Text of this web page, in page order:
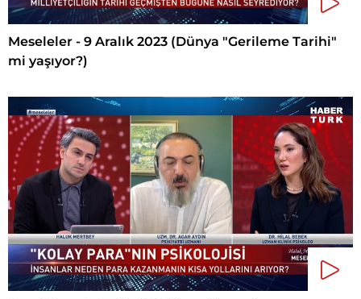
Meseleler - 9 Aralık 2023 (Dünya "Gerileme Tarihi"
mi yaşıyor?)